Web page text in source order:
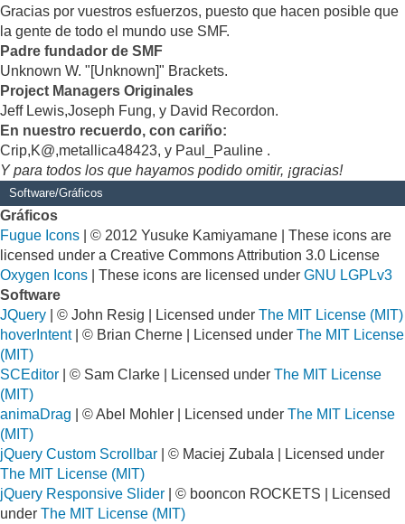
Gracias por vuestros esfuerzos, puesto que hacen posible que
la gente de todo el mundo use SMF.
Padre fundador de SMF
Unknown W. "[Unknown]" Brackets.
Project Managers Originales
Jeff Lewis,Joseph Fung, y David Recordon.
En nuestro recuerdo, con cariño:
Crip,K@,metallica48423, y Paul_Pauline .
Y para todos los que hayamos podido omitir, ¡gracias!
Software/Gráficos
Gráficos
Fugue Icons | © 2012 Yusuke Kamiyamane | These icons are
licensed under a Creative Commons Attribution 3.0 License
Oxygen Icons | These icons are licensed under GNU LGPLv3
Software
JQuery | © John Resig | Licensed under The MIT License (MIT)
hoverIntent| © Brian Cherne | Licensed under The MIT License
(MIT)
SCEditor | © Sam Clarke | Licensed under The MIT License
(MIT)
animaDrag | © Abel Mohler | Licensed under The MIT License
(MIT)
jQuery Custom Scrollbar | © Maciej Zubala | Licensed under
The MIT License (MIT)
jQuery Responsive Slider | © booncon ROCKETS | Licensed
under The MIT License (MIT)